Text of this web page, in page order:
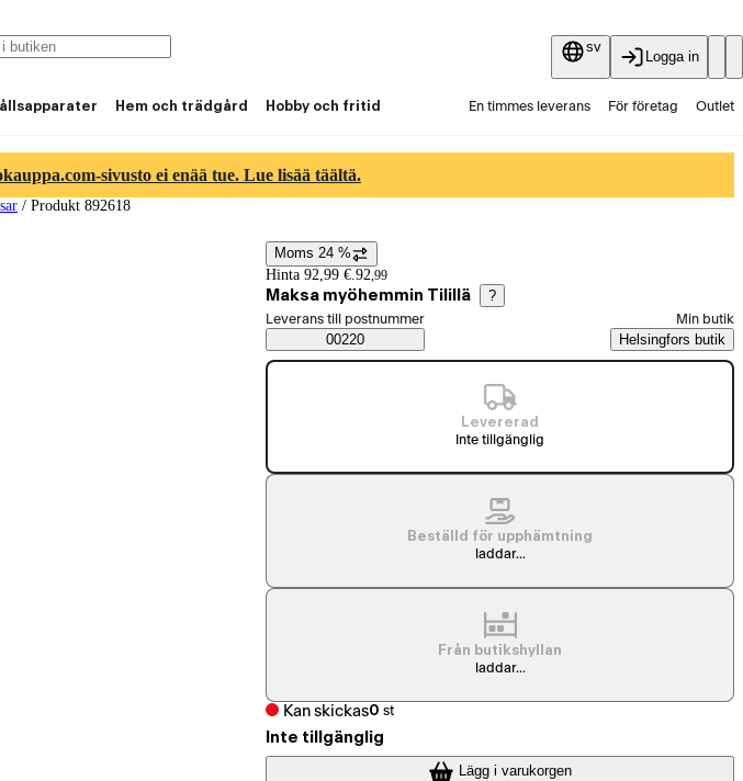
sv
Logga in
Hem och trädgård Hobby och fritid En timmes leverans För företag Outlet
sivusto ei enää tue. Lue lisää täältä.
/ Produkt 892618
Prisinformation
Moms 24 %
Hinta 92,99 €.92,99
Maksa myöhemmin Tilillä ?
Saatavuustiedot
Välj beställningssätt
Leverans till postnummer
00220
Min butik
Helsingfors butik
Levererad
Inte tillgänglig
Beställd för upphämtning
laddar...
Från butikshyllan
laddar...
Kan skickas0 st
Inte tillgänglig
Lägg i varukorgen